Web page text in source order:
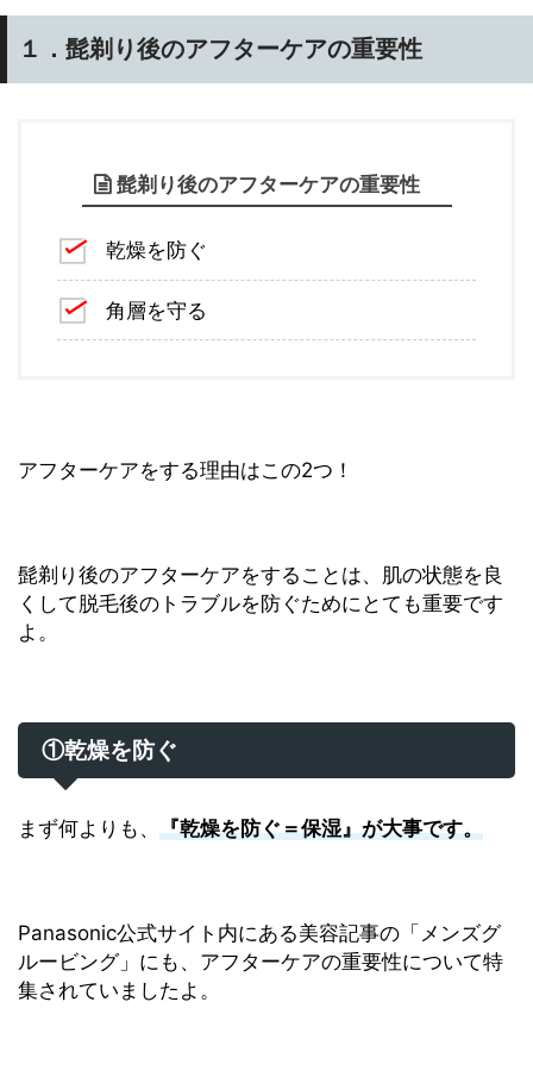
１．髭剃り後のアフターケアの重要性
髭剃り後のアフターケアの重要性
乾燥を防ぐ
角層を守る
アフターケアをする理由はこの2つ！
髭剃り後のアフターケアをすることは、肌の状態を良
くして脱毛後のトラブルを防ぐためにとても重要です
よ。
①乾燥を防ぐ
まず何よりも、 『乾燥を防ぐ＝保湿』が大事です。
Panasonic公式サイト内にある美容記事の「メンズグ
ルービング」にも、アフターケアの重要性について特
集されていましたよ。